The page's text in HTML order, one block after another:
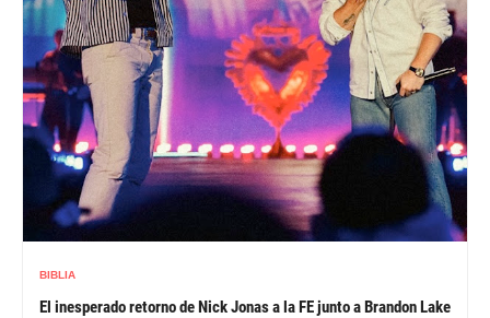
BIBLIA
El inesperado retorno de Nick Jonas a la FE junto a Brandon Lake